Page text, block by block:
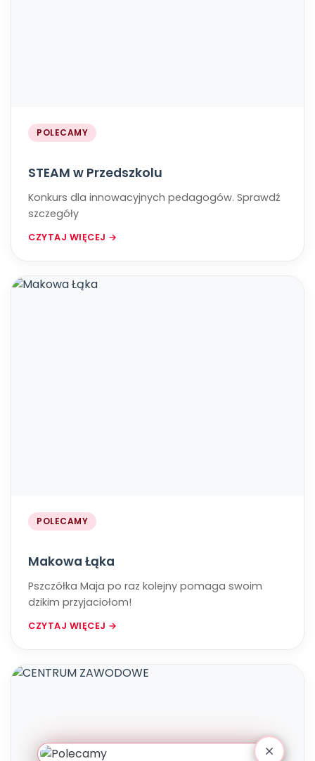
POLECAMY
STEAM w Przedszkolu
Konkurs dla innowacyjnych pedagogów. Sprawdź
szczegóły
CZYTAJ WIĘCEJ →
POLECAMY
Makowa Łąka
Pszczółka Maja po raz kolejny pomaga swoim
dzikim przyjaciołom!
CZYTAJ WIĘCEJ →